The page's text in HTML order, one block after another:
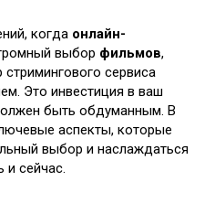
когда онлайн-
выбор фильмов,
стримингового сервиса
Это инвестиция в ваш
быть обдуманным. В
аспекты, которые
выбор и наслаждаться
и сейчас.